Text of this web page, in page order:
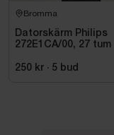
Bromma
Datorskärm Philips
272E1CA/00, 27 tum
250 kr · 5 bud